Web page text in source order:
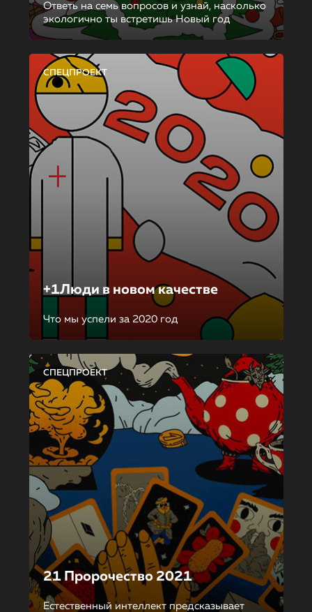
Ответь на семь вопросов и узнай, насколько
экологично ты встретишь Новый год
СПЕЦПРОЕКТ
+1Люди в новом качестве
Что мы успели за 2020 год
СПЕЦПРОЕКТ
21 Пророчество 2021
Естественный интеллект предсказывает